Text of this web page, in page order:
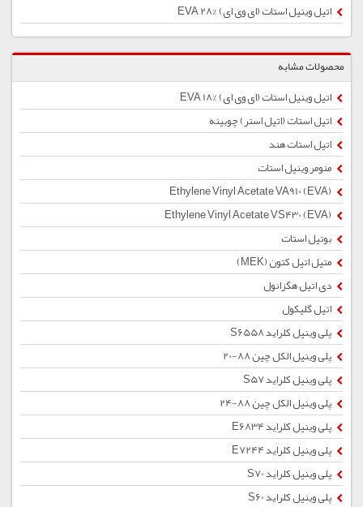
اتیل وینیل استات (ای وی ای) %28 EVA
محصولات مشابه
اتیل وینیل استات (ای وی ای) %EVA 18
اتیل استات (اتیل استر) چوبینه
اتیل استات هند
منومر وینیل استات
بوتیل استات
متیل اتیل کتون (MEK)
دی اتیل هگزانول
اتیل گلیکول
پلی وینیل کلراید S6558
پلی وینیل الکل چین 88-20
پلی وینیل کلراید S57
پلی وینیل الکل چین 88-24
پلی وینیل کلراید E6834
پلی وینیل کلراید E7244
پلی وینیل کلراید S70
پلی وینیل کلراید S60